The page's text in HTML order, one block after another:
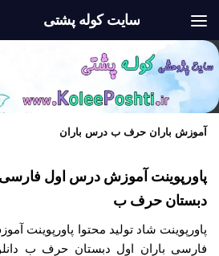
سایت کوله پشتی
آموزش باران حرف ب درس باران
پاورپوینت آموزش درس اول فارسی
دبستان حرف ب
پاورپوینت شاد تولید محتوا پاورپوینت
فارسی باران اول دبستان حرف ب